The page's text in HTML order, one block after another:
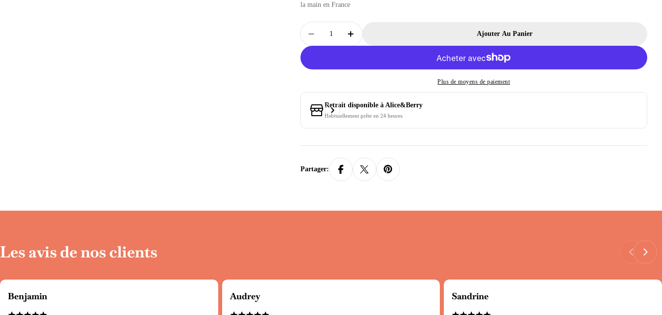
la main en France
Quantité
Diminuer La Quantité Pour Carte À Gratter Annonce Grossesse Tonton
Augmenter La Quantité Pour Carte À Gratter Annonce Grossesse Tonton
Ajouter Au Panier
Plus de moyens de paiement
Retrait disponible à Alice&Berry
Habituellement prête en 24 heures
Partager:
Les avis de nos clients
Benjamin Audrey Sandrine